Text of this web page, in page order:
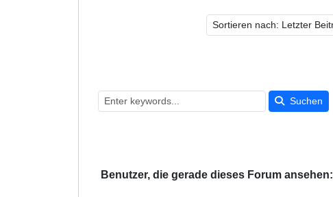
Suchen
Benutzer, die gerade dieses Forum ansehen: